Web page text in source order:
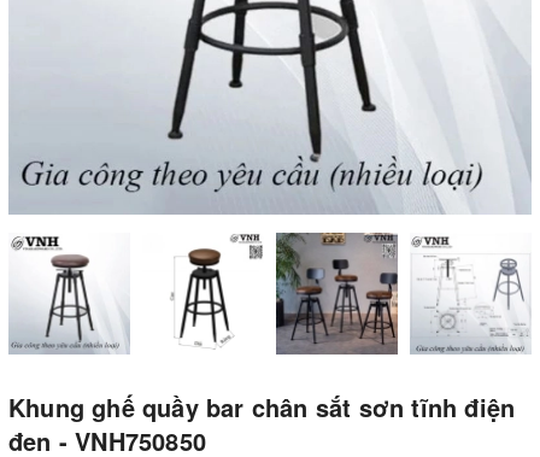
Khung ghế quầy bar chân sắt sơn tĩnh điện
đen - VNH750850